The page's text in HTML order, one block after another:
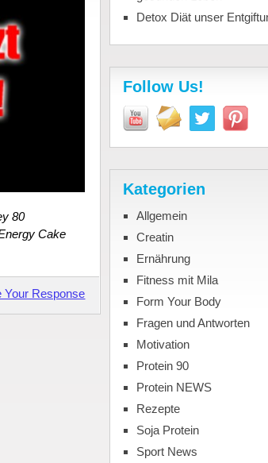
80
Cake
Your Response
Detox Diät unser
Follow Us!
Kategorien
Allgemein
Creatin
Ernährung
Fitness mit Mila
Form Your Body
Fragen und Antworten
Motivation
Protein 90
Protein NEWS
Rezepte
Soja Protein
Sport News